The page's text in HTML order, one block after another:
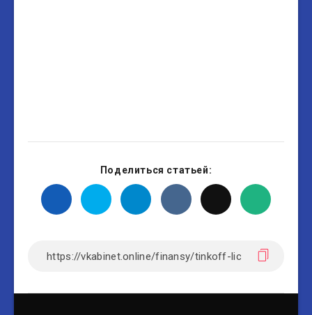
Поделиться статьей: